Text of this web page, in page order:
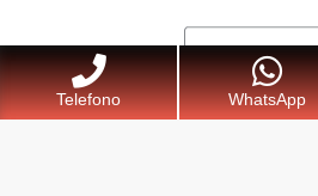
Telefono WhatsApp